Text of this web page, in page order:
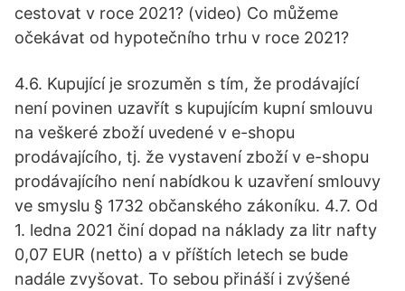
cestovat v roce 2021? (video) Co můžeme
očekávat od hypotečního trhu v roce 2021?
4.6. Kupující je srozuměn s tím, že prodávající
není povinen uzavřít s kupujícím kupní smlouvu
na veškeré zboží uvedené v e-shopu
prodávajícího, tj. že vystavení zboží v e-shopu
prodávajícího není nabídkou k uzavření smlouvy
ve smyslu § 1732 občanského zákoníku. 4.7. Od
1. ledna 2021 činí dopad na náklady za litr nafty
0,07 EUR (netto) a v příštích letech se bude
nadále zvyšovat. To sebou přináší i zvýšené